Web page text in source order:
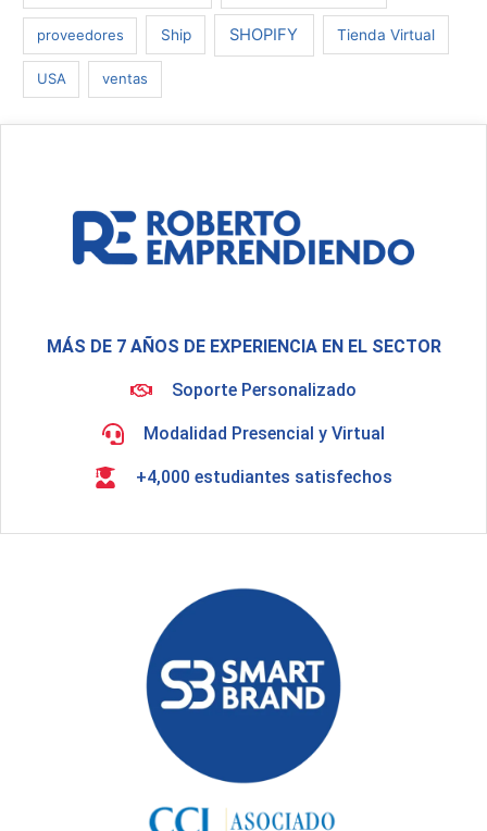
proveedores Ship SHOPIFY Tienda Virtual
USA ventas
MÁS DE 7 AÑOS DE EXPERIENCIA EN EL SECTOR
Soporte Personalizado
Modalidad Presencial y Virtual
+4,000 estudiantes satisfechos